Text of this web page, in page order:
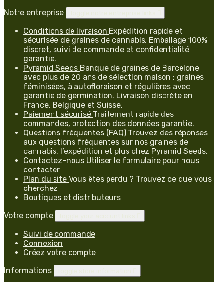
Notre entreprise
Conditions de livraison Expédition rapide et
sécurisée de graines de cannabis. Emballage 100%
discret, suivi de commande et confidentialité
garantie.
Pyramid Seeds Banque de graines de Barcelone
avec plus de 20 ans de sélection maison : graines
féminisées, à autofloraison et régulières avec
garantie de germination. Livraison discrète en
France, Belgique et Suisse.
Paiement sécurisé Traitement rapide des
commandes, protection des données garantie.
Questions fréquentes (FAQ) Trouvez des réponses
aux questions fréquentes sur nos graines de
cannabis, l’expédition et plus chez Pyramid Seeds.
Contactez-nous Utiliser le formulaire pour nous
contacter
Plan du site Vous êtes perdu ? Trouvez ce que vous
cherchez
Boutiques et distributeurs
Votre compte
Suivi de commande
Connexion
Créez votre compte
Informations